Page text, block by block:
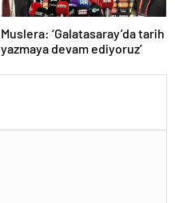
Muslera: ‘Galatasaray’da tarih
yazmaya devam ediyoruz’